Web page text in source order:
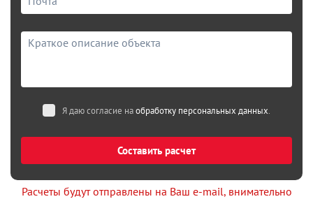
Составить расчет
Я даю согласие наобработку персональных данных.
Расчеты будут отправлены на Ваш e-mail, внимательно